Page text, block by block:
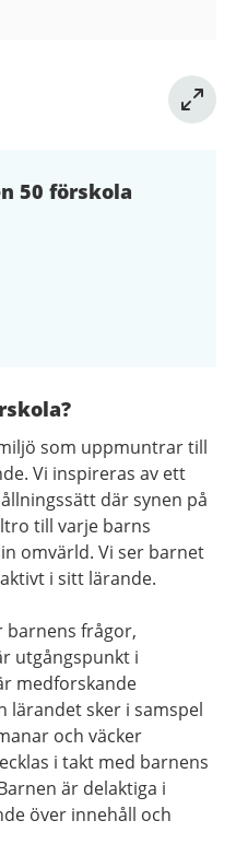
50 förskola
som uppmuntrar till
Vi inspireras av ett
där synen på
till varje barns
omvärld. Vi ser barnet
i sitt lärande.
frågor,
utgångspunkt i
medforskande
lärandet sker i samspel
och väcker
i takt med barnens
är delaktiga i
över innehåll och